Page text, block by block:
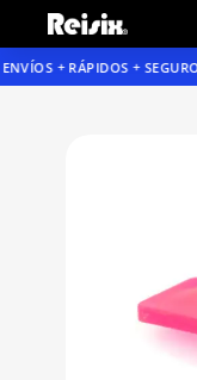
+ RÁPIDOS + SEGUROS